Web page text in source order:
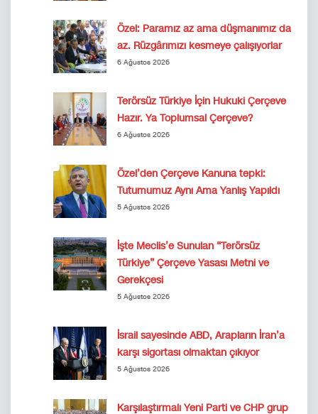
Özel: Paramız az ama düşmanımız da
az. Rüzgârımızı kesmeye çalışıyorlar
6 Ağustos 2026
Terörsüz Türkiye İçin Hukuki Çerçeve
Hazır. Ya Toplumsal Çerçeve?
6 Ağustos 2026
Özel’den Çerçeve Kanuna tepki:
Tutumumuz Aynı Ama Yanlış Yapıldı
5 Ağustos 2026
İşte Meclis’e Sunulan “Terörsüz
Türkiye” Çerçeve Yasası Metni ve
Gerekçesi
5 Ağustos 2026
İsrail sayesinde ABD, Arapların İran’a
karşı sigortası olmaktan çıkıyor
5 Ağustos 2026
Karşılaştırmalı Yeni Parti ve CHP grup